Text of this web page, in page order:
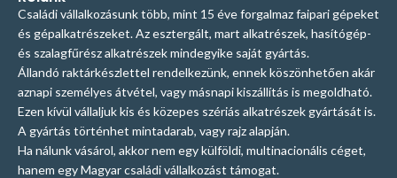
Családi vállalkozásunk több, mint 15 éve forgalmaz faipari gépeket
és gépalkatrészeket. Az esztergált, mart alkatrészek, hasítógép-
és szalagfűrész alkatrészek mindegyike saját gyártás.
Állandó raktárkészlettel rendelkezünk, ennek köszönhetően akár
aznapi személyes átvétel, vagy másnapi kiszállítás is megoldható.
Ezen kívül vállaljuk kis és közepes szériás alkatrészek gyártását is.
A gyártás történhet mintadarab, vagy rajz alapján.
Ha nálunk vásárol, akkor nem egy külföldi, multinacionális céget,
hanem egy Magyar családi vállalkozást támogat.